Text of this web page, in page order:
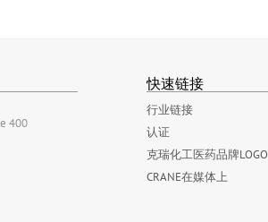
400
快速链接
行业链接
认证
克瑞化工医药品牌LOGO
CRANE在媒体上